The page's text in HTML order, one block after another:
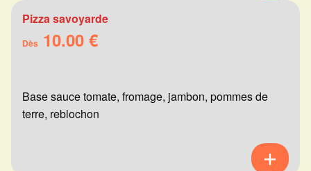
Pizza savoyarde
Dès 10.00 €
Base sauce tomate, fromage, jambon, pommes de
terre, reblochon